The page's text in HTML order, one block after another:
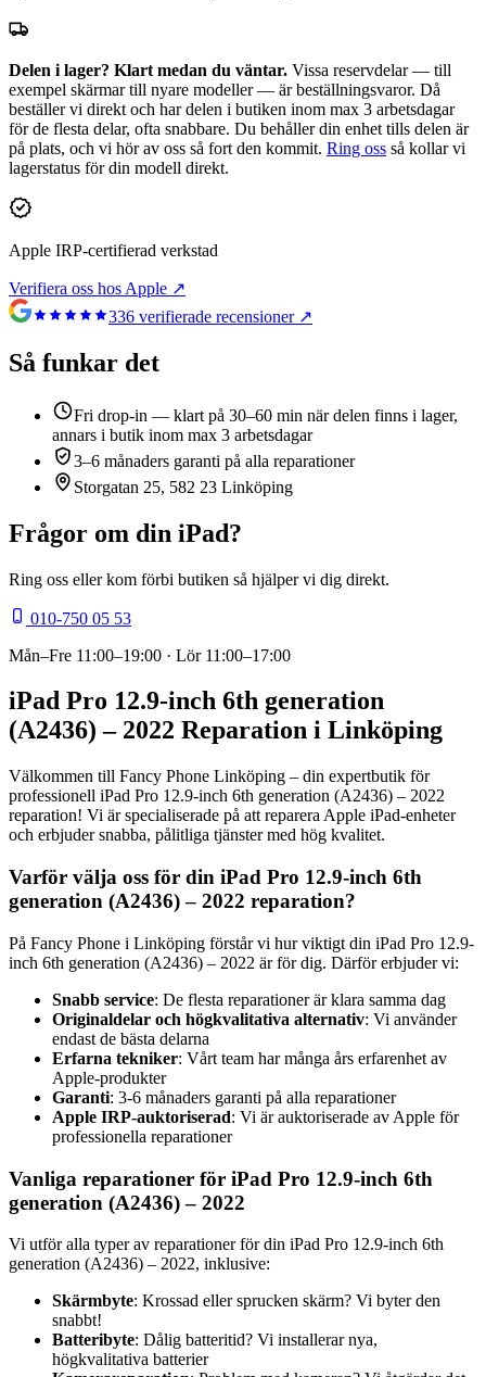
Delen i lager? Klart medan du väntar. Vissa reservdelar — till
exempel skärmar till nyare modeller — är beställningsvaror. Då
beställer vi direkt och har delen i butiken inom max 3 arbetsdagar
för de flesta delar, ofta snabbare. Du behåller din enhet tills delen är
på plats, och vi hör av oss så fort den kommit. Ring oss så kollar vi
lagerstatus för din modell direkt.
Apple IRP-certifierad verkstad
Verifiera oss hos Apple ↗
336 verifierade recensioner ↗
Så funkar det
Fri drop-in — klart på 30–60 min när delen finns i lager,
annars i butik inom max 3 arbetsdagar
3–6 månaders garanti på alla reparationer
Storgatan 25, 582 23 Linköping
Frågor om din iPad?
Ring oss eller kom förbi butiken så hjälper vi dig direkt.
010-750 05 53
Mån–Fre 11:00–19:00 · Lör 11:00–17:00
iPad Pro 12.9-inch 6th generation
(A2436) – 2022 Reparation i Linköping
Välkommen till Fancy Phone Linköping – din expertbutik för
professionell iPad Pro 12.9-inch 6th generation (A2436) – 2022
reparation! Vi är specialiserade på att reparera Apple iPad-enheter
och erbjuder snabba, pålitliga tjänster med hög kvalitet.
Varför välja oss för din iPad Pro 12.9-inch 6th
generation (A2436) – 2022 reparation?
På Fancy Phone i Linköping förstår vi hur viktigt din iPad Pro 12.9-
inch 6th generation (A2436) – 2022 är för dig. Därför erbjuder vi:
Snabb service: De flesta reparationer är klara samma dag
Originaldelar och högkvalitativa alternativ: Vi använder
endast de bästa delarna
Erfarna tekniker: Vårt team har många års erfarenhet av
Apple-produkter
Garanti: 3-6 månaders garanti på alla reparationer
Apple IRP-auktoriserad: Vi är auktoriserade av Apple för
professionella reparationer
Vanliga reparationer för iPad Pro 12.9-inch 6th
generation (A2436) – 2022
Vi utför alla typer av reparationer för din iPad Pro 12.9-inch 6th
generation (A2436) – 2022, inklusive:
Skärmbyte: Krossad eller sprucken skärm? Vi byter den
snabbt!
Batteribyte: Dålig batteritid? Vi installerar nya,
högkvalitativa batterier